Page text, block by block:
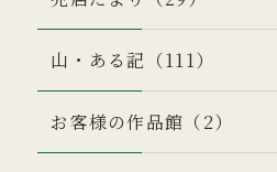
山・ある記（111）
お客様の作品館（2）